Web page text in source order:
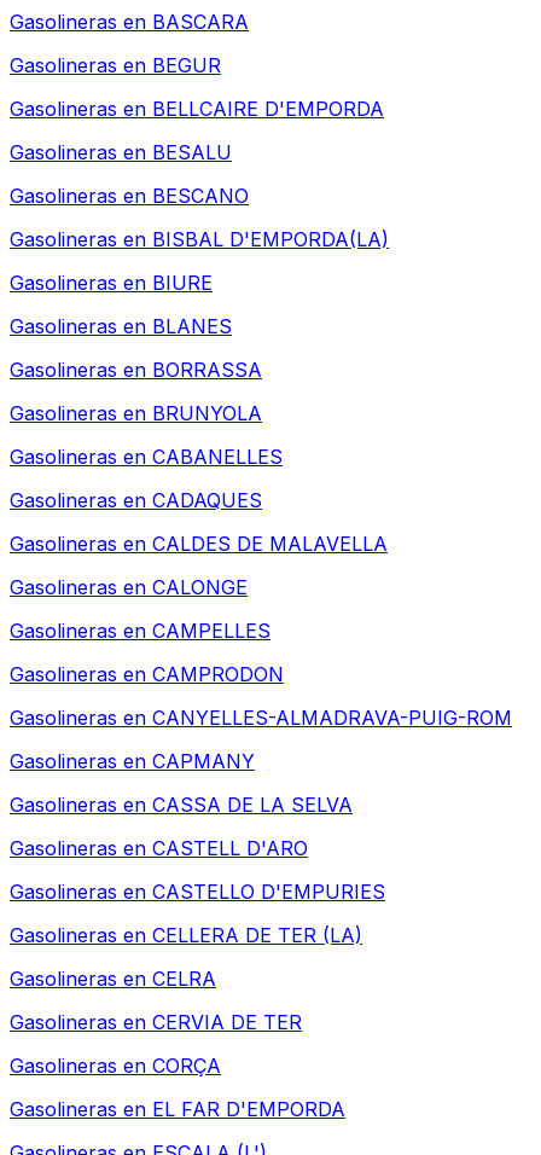
Gasolineras en BASCARA
Gasolineras en BEGUR
Gasolineras en BELLCAIRE D'EMPORDA
Gasolineras en BESALU
Gasolineras en BESCANO
Gasolineras en BISBAL D'EMPORDA(LA)
Gasolineras en BIURE
Gasolineras en BLANES
Gasolineras en BORRASSA
Gasolineras en BRUNYOLA
Gasolineras en CABANELLES
Gasolineras en CADAQUES
Gasolineras en CALDES DE MALAVELLA
Gasolineras en CALONGE
Gasolineras en CAMPELLES
Gasolineras en CAMPRODON
Gasolineras en CANYELLES-ALMADRAVA-PUIG-ROM
Gasolineras en CAPMANY
Gasolineras en CASSA DE LA SELVA
Gasolineras en CASTELL D'ARO
Gasolineras en CASTELLO D'EMPURIES
Gasolineras en CELLERA DE TER (LA)
Gasolineras en CELRA
Gasolineras en CERVIA DE TER
Gasolineras en CORÇA
Gasolineras en EL FAR D'EMPORDA